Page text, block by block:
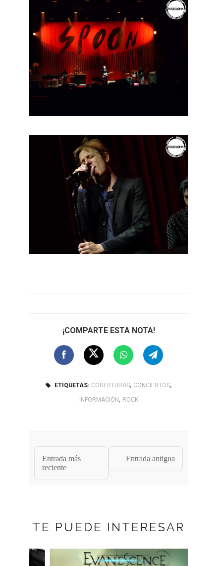
¡COMPARTE ESTA NOTA!
ETIQUETAS: COBERTURAS, CONCIERTOS,
INFORMACIÓN , ROCK
Entrada más
reciente
Entrada antigua
TE PUEDE INTERESAR